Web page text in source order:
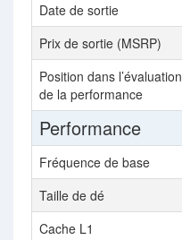
Date de sortie
Prix de sortie (MSRP)
Position dans l’évaluation
de la performance
Performance
Fréquence de base
Taille de dé
Cache L1